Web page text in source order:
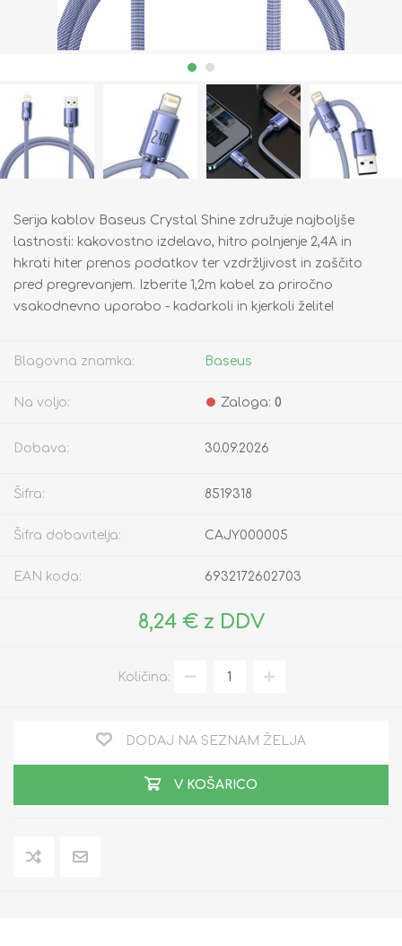
Serija kablov Baseus Crystal Shine združuje najboljše
lastnosti: kakovostno izdelavo, hitro polnjenje 2,4A in
hkrati hiter prenos podatkov ter vzdržljivost in zaščito
pred pregrevanjem. Izberite 1,2m kabel za priročno
vsakodnevno uporabo - kadarkoli in kjerkoli želite!
Blagovna znamka: Baseus
Na voljo: Zaloga: 0
Dobava: 30.09.2026
Šifra: 8519318
Šifra dobavitelja: CAJY000005
EAN koda: 6932172602703
8,24 € z DDV
Količina:
DODAJ NA SEZNAM ŽELJA
V KOŠARICO